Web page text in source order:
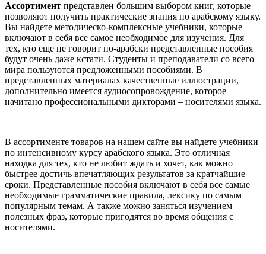
Ассортимент представлен большим выбором книг, которые
позволяют получить практические знания по арабскому языку.
Вы найдете методическо-комплексные учебники, которые
включают в себя все самое необходимое для изучения. Для
тех, кто еще не говорит по-арабски представленные пособия
будут очень даже кстати. Студенты и преподаватели со всего
мира пользуются предложенными пособиями. В
представленных материалах качественные иллюстрации,
дополнительно имеется аудиосопровождение, которое
начитано профессиональными дикторами – носителями языка.
В ассортименте товаров на нашем сайте вы найдете учебники
по интенсивному курсу арабского языка. Это отличная
находка для тех, кто не любит ждать и хочет, как можно
быстрее достичь впечатляющих результатов за кратчайшие
сроки. Представленные пособия включают в себя все самые
необходимые грамматические правила, лексику по самым
популярным темам. А также можно заняться изучением
полезных фраз, которые пригодятся во время общения с
носителями.